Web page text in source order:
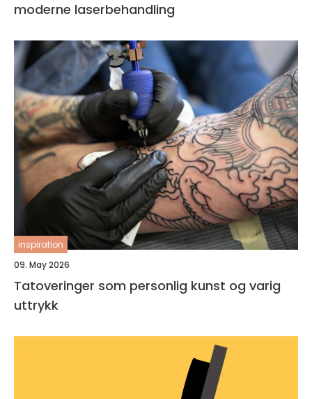
moderne laserbehandling
inspiration
09. May 2026
Tatoveringer som personlig kunst og varig
uttrykk